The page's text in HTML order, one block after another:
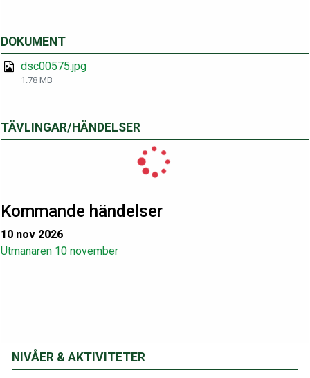
DOKUMENT
dsc00575.jpg
1.78 MB
TÄVLINGAR/HÄNDELSER
Kommande händelser
10 nov 2026
Utmanaren 10 november
NIVÅER & AKTIVITETER